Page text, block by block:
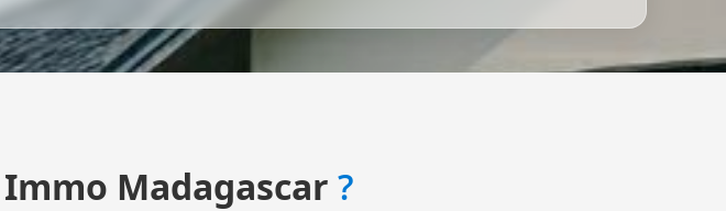
Madagascar ?